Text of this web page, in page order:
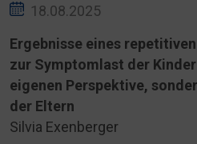
18.08.2025
Ergebnisse eines
zur Symptomlast der
eigenen Perspektive,
der Eltern
Silvia Exenberger